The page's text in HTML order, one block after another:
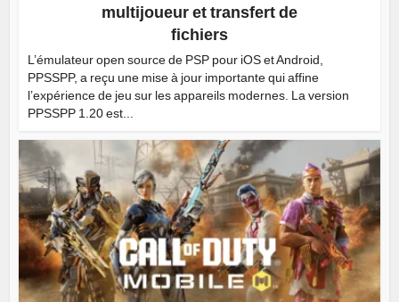
multijoueur et transfert de
fichiers
L’émulateur open source de PSP pour iOS et Android,
PPSSPP, a reçu une mise à jour importante qui affine
l’expérience de jeu sur les appareils modernes. La version
PPSSPP 1.20 est...